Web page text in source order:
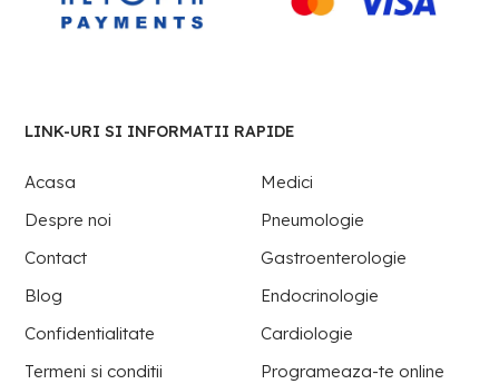
LINK-URI SI INFORMATII RAPIDE
Acasa
Medici
Despre noi
Pneumologie
Contact
Gastroenterologie
Blog
Endocrinologie
Confidentialitate
Cardiologie
Termeni si conditii
Programeaza-te online